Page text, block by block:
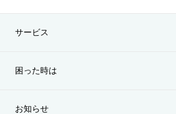
困った時は
サービス
困った時は
お知らせ